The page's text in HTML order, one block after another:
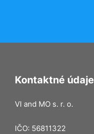
Kontaktné údaje
VI and MO s. r. o.
IČO: 56811322